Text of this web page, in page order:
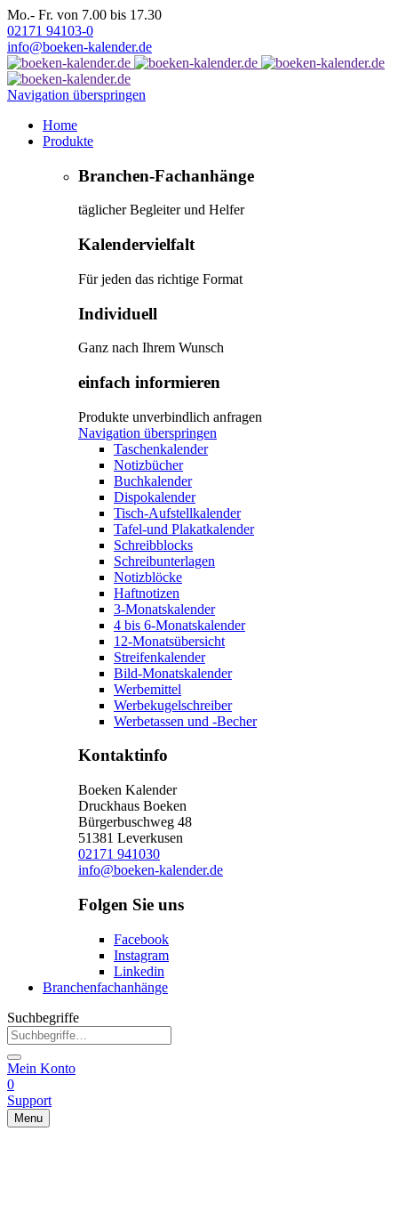
Mo.- Fr. von 7.00 bis 17.30
02171 94103-0
info@boeken-kalender.de
Navigation überspringen
Home
Produkte
Branchen-Fachanhänge
täglicher Begleiter und Helfer
Kalendervielfalt
Für jeden das richtige Format
Individuell
Ganz nach Ihrem Wunsch
einfach informieren
Produkte unverbindlich anfragen
Navigation überspringen
Taschenkalender
Notizbücher
Buchkalender
Dispokalender
Tisch-Aufstellkalender
Tafel-und Plakatkalender
Schreibblocks
Schreibunterlagen
Notizblöcke
Haftnotizen
3-Monatskalender
4 bis 6-Monatskalender
12-Monatsübersicht
Streifenkalender
Bild-Monatskalender
Werbemittel
Werbekugelschreiber
Werbetassen und -Becher
Kontaktinfo
Boeken Kalender
Druckhaus Boeken
Bürgerbuschweg 48
51381 Leverkusen
02171 941030
info@boeken-kalender.de
Folgen Sie uns
Facebook
Instagram
Linkedin
Branchenfachanhänge
Suchbegriffe
Mein Konto
0
Support
Menu